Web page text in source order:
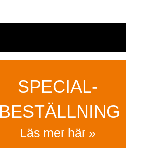
SPECIAL­
BESTÄLLNING
Läs mer här »